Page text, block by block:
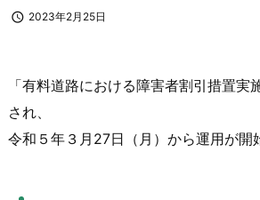
 2023年2月25日
「有料道路における障害者割引措置実
され、
令和５年３月27日（月）から運用が開